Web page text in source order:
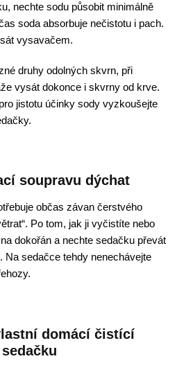
nechte sodu působit minimálně
soda absorbuje nečistotu i pach.
vysavačem.
druhy odolných skvrn, při
vysát dokonce i skvrny od krve.
jistotu účinky sody vyzkoušejte
soupravu dýchat
občas závan čerstvého
Po tom, jak ji vyčistíte nebo
dokořán a nechte sedačku převát
sedačce tehdy nenechávejte
domácí čistící